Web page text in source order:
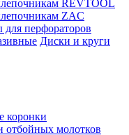
REVTOOL
ZAC
для перфораторов
Диски и круги
коронки